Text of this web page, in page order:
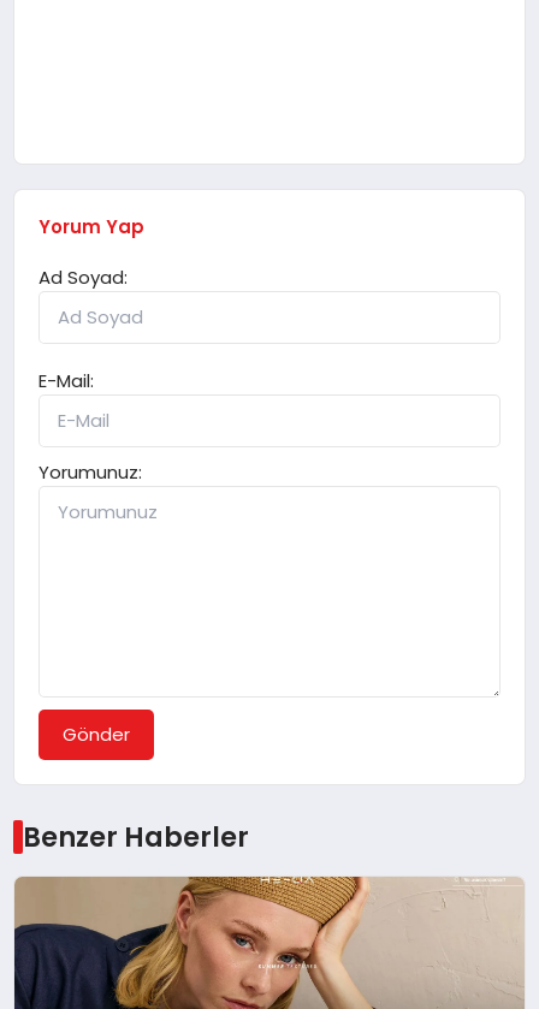
Yorum Yap
Ad Soyad:
E-Mail:
Yorumunuz:
Gönder
Benzer Haberler